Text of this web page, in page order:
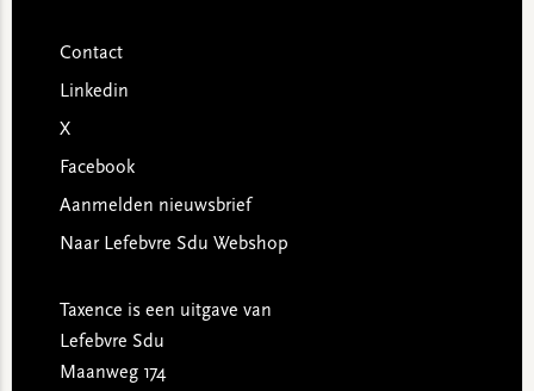
Contact
Linkedin
X
Facebook
Aanmelden nieuwsbrief
Naar Lefebvre Sdu Webshop
Taxence is een uitgave van
Lefebvre Sdu
Maanweg 174